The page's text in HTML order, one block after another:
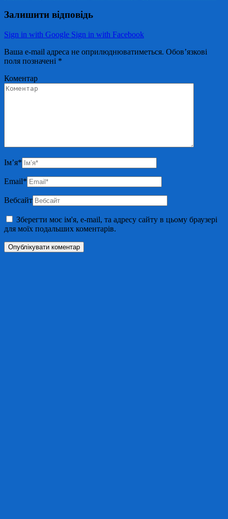
Залишити відповідь
Sign in with Google Sign in with Facebook
Ваша e-mail адреса не оприлюднюватиметься. Обов’язкові
поля позначені *
Коментар
Ім’я*
Email*
Вебсайт
Зберегти моє ім'я, e-mail, та адресу сайту в цьому браузері
для моїх подальших коментарів.